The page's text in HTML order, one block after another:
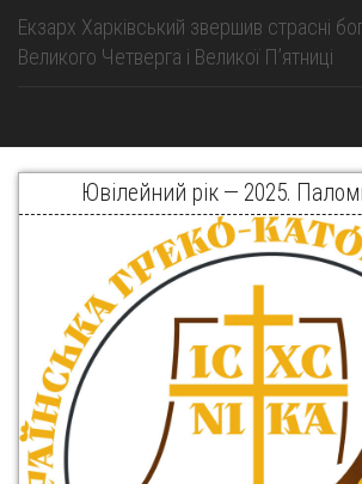
Екзарх Харківський звершив страсні
Великого Четверга і Великої Пʼятниці
Ювілейний рік — 2025.